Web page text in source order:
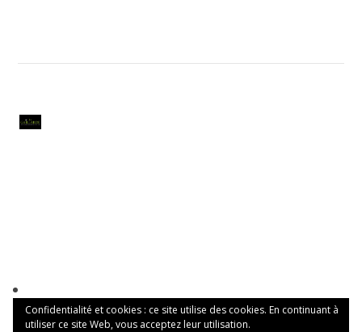
Confidentialité et cookies : ce site utilise des cookies. En continuant à
utiliser ce site Web, vous acceptez leur utilisation.